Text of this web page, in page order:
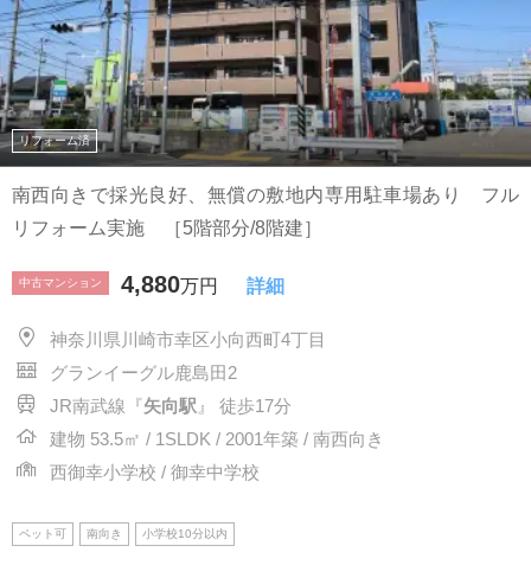
リフォーム済
南西向きで採光良好、無償の敷地内専用駐車場あり フル
リフォーム実施 ［5階部分/8階建］
中古マンション 4,880万円 詳細
神奈川県川崎市幸区小向西町4丁目
グランイーグル鹿島田2
JR南武線『矢向駅 』 徒歩17分
建物 53.5㎡ / 1SLDK / 2001年築 / 南西向き
西御幸小学校 / 御幸中学校
ペット可 南向き 小学校10分以内